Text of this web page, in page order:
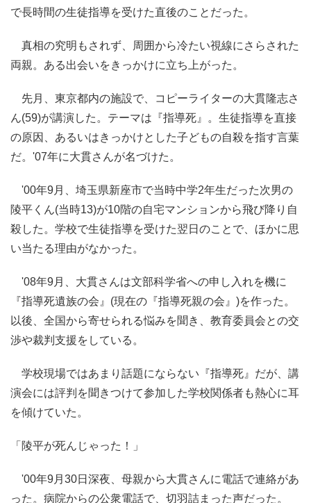
で長時間の生徒指導を受けた直後のことだった。
真相の究明もされず、周囲から冷たい視線にさらされた
両親。ある出会いをきっかけに立ち上がった。
先月、東京都内の施設で、コピーライターの大貫隆志さ
ん(59)が講演した。テーマは『指導死』。生徒指導を直接
の原因、あるいはきっかけとした子どもの自殺を指す言葉
だ。'07年に大貫さんが名づけた。
'00年9月、埼玉県新座市で当時中学2年生だった次男の
陵平くん(当時13)が10階の自宅マンションから飛び降り自
殺した。学校で生徒指導を受けた翌日のことで、ほかに思
い当たる理由がなかった。
'08年9月、大貫さんは文部科学省への申し入れを機に
『指導死遺族の会』(現在の『指導死親の会』)を作った。
以後、全国から寄せられる悩みを聞き、教育委員会との交
渉や裁判支援をしている。
学校現場ではあまり話題にならない『指導死』だが、講
演会には評判を聞きつけて参加した学校関係者も熱心に耳
を傾けていた。
「陵平が死んじゃった！」
'00年9月30日深夜、母親から大貫さんに電話で連絡があ
った。病院からの公衆電話で、切羽詰まった声だった。